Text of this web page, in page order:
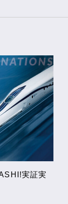
実証実